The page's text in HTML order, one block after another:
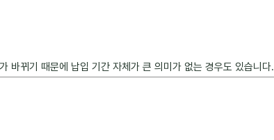
바뀌기 때문에 납입 기간 자체가 큰 의미가 없는 경우도 있습니다.